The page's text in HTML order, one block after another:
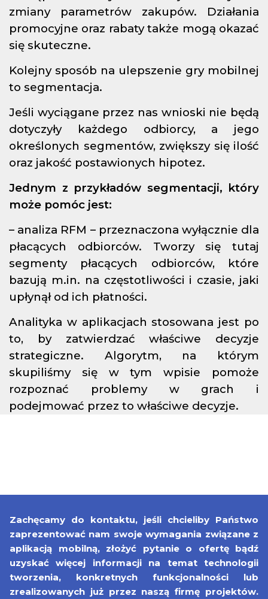
zmiany parametrów zakupów. Działania
promocyjne oraz rabaty także mogą okazać
się skuteczne.
Kolejny sposób na ulepszenie gry mobilnej
to segmentacja.
Jeśli wyciągane przez nas wnioski nie będą
dotyczyły każdego odbiorcy, a jego
określonych segmentów, zwiększy się ilość
oraz jakość postawionych hipotez.
Jednym z przykładów segmentacji, który
może pomóc jest:
– analiza RFM – przeznaczona wyłącznie dla
płacących odbiorców. Tworzy się tutaj
segmenty płacących odbiorców, które
bazują m.in. na częstotliwości i czasie, jaki
upłynął od ich płatności.
Analityka w aplikacjach stosowana jest po
to, by zatwierdzać właściwe decyzje
strategiczne. Algorytm, na którym
skupiliśmy się w tym wpisie pomoże
rozpoznać problemy w grach i
podejmować przez to właściwe decyzje.
Zachęcamy do kontaktu, jeśli chcieliby Państwo
zaprezentować nam swoje wymagania związane z
aplikacją mobilną, złożyć pytanie o ofertę bądź
uzyskać więcej informacji na temat technologii
tworzenia, konkretnych funkcjonalności lub
zrealizowanych już przez naszą firmę projektów.